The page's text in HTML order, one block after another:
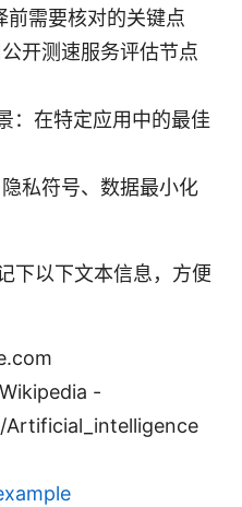
前需要核对的关键点
开测速服务评估节点
：在特定应用中的最佳
私符号、数据最小化
下以下文本信息，方便
-